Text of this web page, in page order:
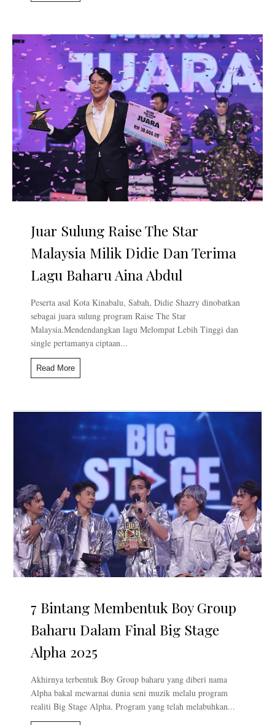
Juar Sulung Raise The Star
Malaysia Milik Didie Dan Terima
Lagu Baharu Aina Abdul
Peserta asal Kota Kinabalu, Sabah, Didie Shazry dinobatkan
sebagai juara sulung program Raise The Star
Malaysia.Mendendangkan lagu Melompat Lebih Tinggi dan
single pertamanya ciptaan...
Read More
7 Bintang Membentuk Boy Group
Baharu Dalam Final Big Stage
Alpha 2025
Akhirnya terbentuk Boy Group baharu yang diberi nama
Alpha bakal mewarnai dunia seni muzik melalu program
realiti Big Stage Alpha. Program yang telah melabuhkan...